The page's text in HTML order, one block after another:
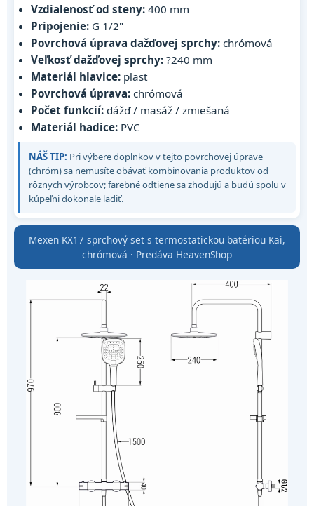
Vzdialenosť od steny: 400 mm
Pripojenie: G 1/2"
Povrchová úprava dažďovej sprchy: chrómová
Veľkosť dažďovej sprchy: ?240 mm
Materiál hlavice: plast
Povrchová úprava: chrómová
Počet funkcií: dážď / masáž / zmiešaná
Materiál hadice: PVC
NÁŠ TIP: Pri výbere doplnkov v tejto povrchovej úprave
(chróm) sa nemusíte obávať kombinovania produktov od
rôznych výrobcov; farebné odtiene sa zhodujú a budú spolu v
kúpeľni dokonale ladiť.
Mexen KX17 sprchový set s termostatickou batériou Kai,
chrómová · Predáva HeavenShop